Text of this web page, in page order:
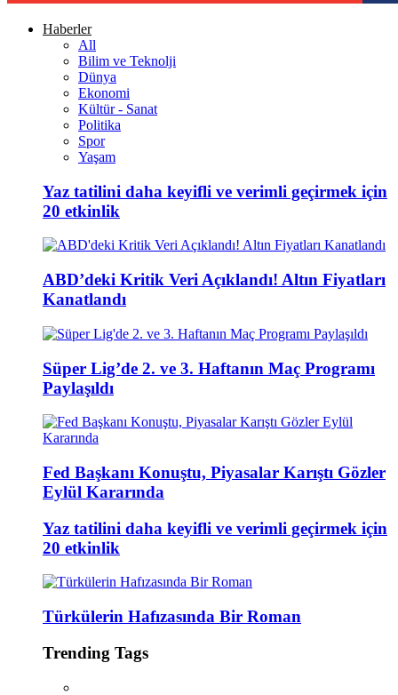
Haberler
All
Bilim ve Teknolji
Dünya
Ekonomi
Kültür - Sanat
Politika
Spor
Yaşam
Yaz tatilini daha keyifli ve verimli geçirmek için
20 etkinlik
ABD’deki Kritik Veri Açıklandı! Altın Fiyatları
Kanatlandı
Süper Lig’de 2. ve 3. Haftanın Maç Programı
Paylaşıldı
Fed Başkanı Konuştu, Piyasalar Karıştı Gözler
Eylül Kararında
Yaz tatilini daha keyifli ve verimli geçirmek için
20 etkinlik
Türkülerin Hafızasında Bir Roman
Trending Tags